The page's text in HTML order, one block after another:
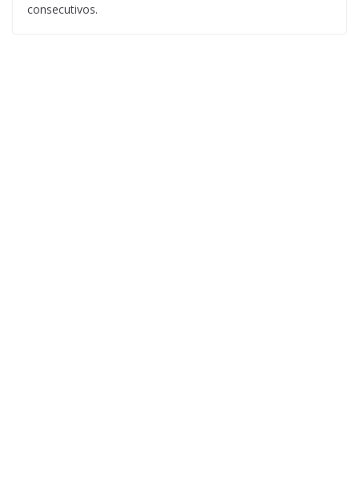
consecutivos.